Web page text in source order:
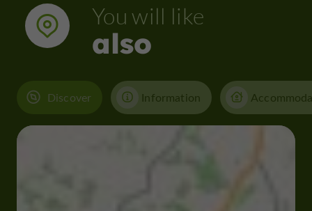
You will like
also
Discover Information